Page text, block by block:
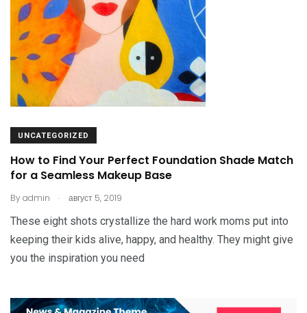
UNCATEGORIZED
How to Find Your Perfect Foundation Shade Match
for a Seamless Makeup Base
Byadmin . август 5, 2019
These eight shots crystallize the hard work moms put into
keeping their kids alive, happy, and healthy. They might give
you the inspiration you need